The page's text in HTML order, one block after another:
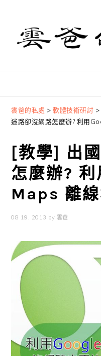
primary
navigation
content
primary
sidebar
雲爸的私處 >軟體技術研討 >
迷路卻沒網路怎麼辦? 利用
[教學] 出
怎麼辦?
Maps 離
08 19, 2013 by 雲爸